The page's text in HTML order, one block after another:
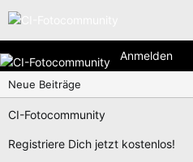
Anmelden
Neue Beiträge
CI-Fotocommunity
Registriere Dich jetzt kostenlos!